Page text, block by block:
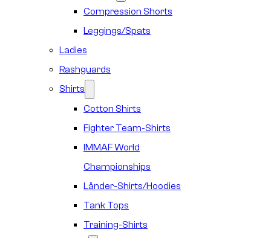
Compression Shorts
Leggings/Spats
Ladies
Rashguards
Shirts
Cotton Shirts
Fighter Team-Shirts
IMMAF World
Championships
Länder-Shirts/Hoodies
Tank Tops
Training-Shirts